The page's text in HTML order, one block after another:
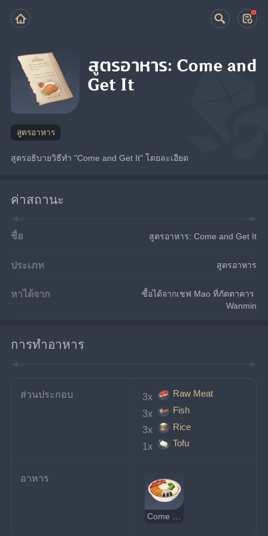
สูตรอาหาร: Come and
Get It
สูตรอาหาร
สูตรอธิบายวิธีทำ "Come and Get It" โดยละเอียด
ค่าสถานะ
ชื่อ สูตรอาหาร: Come and Get It
ประเภท สูตรอาหาร
หาได้จาก
ซื้อได้จากเชฟ Mao ที่ภัตตาคาร
Wanmin
การทำอาหาร
ส่วนประกอบ 3x
Raw Meat
3x
Fish
3x
Rice
1x
Tofu
อาหาร